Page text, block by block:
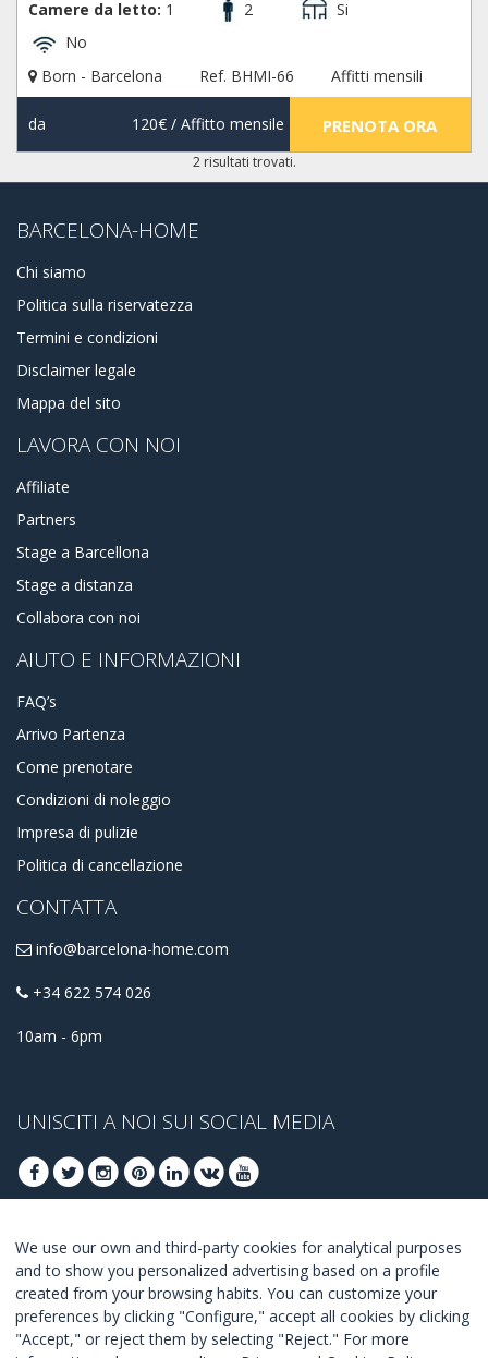
Camere da letto: 1 2
Si
No
Born - Barcelona
Ref. BHMI-66 Affitti mensili
da 120€/ Affitto mensile PRENOTA ORA
2 risultati trovati.
BARCELONA-HOME
Chi siamo
Politica sulla riservatezza
Termini e condizioni
Disclaimer legale
Mappa del sito
LAVORA CON NOI
Affiliate
Partners
Stage a Barcellona
Stage a distanza
Collabora con noi
AIUTO E INFORMAZIONI
FAQ’s
Arrivo Partenza
Come prenotare
Condizioni di noleggio
Impresa di pulizie
Politica di cancellazione
CONTATTA
info@barcelona-home.com
+34 622 574 026
10am - 6pm
UNISCITI A NOI SUI SOCIAL MEDIA
ISCRIVITI PER OTTENERE LE OFFERTE MIGLIORI
UNISCITI
We use our own and third-party cookies for analytical purposes
and to show you personalized advertising based on a profile
created from your browsing habits. You can customize your
preferences by clicking "Configure," accept all cookies by clicking
"Accept," or reject them by selecting "Reject." For more